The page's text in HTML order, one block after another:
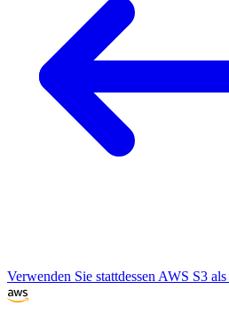
Verwenden Sie stattdessen AWS S3